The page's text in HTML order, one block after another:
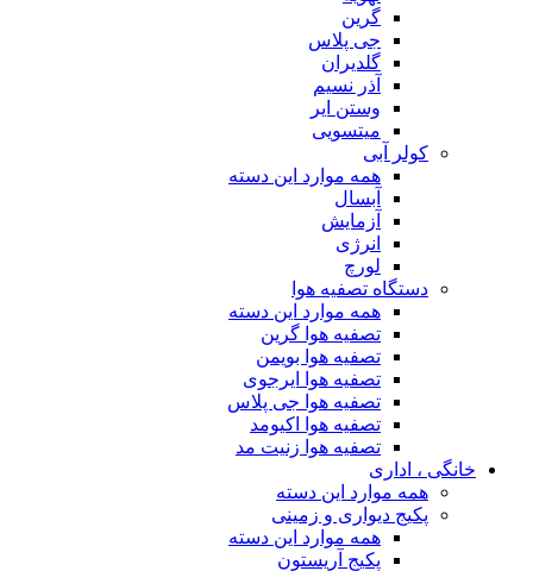
گرین
جی پلاس
گلدیران
آذر نسیم
وستن ایر
میتسویی
کولر آبی
همه موارد این دسته
آبسال
آزمایش
انرژی
لورچ
دستگاه تصفیه هوا
همه موارد این دسته
تصفیه هوا گرین
تصفیه هوا بویمن
تصفیه هوا ایرجوی
تصفیه هوا جی پلاس
تصفیه هوا اکیومد
تصفیه هوا زنیت مد
خانگی ، اداری
همه موارد این دسته
پکیج دیواری و زمینی
همه موارد این دسته
پکیج آریستون